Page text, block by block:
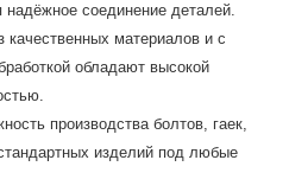
надёжное соединение деталей.
качественных материалов и с
обладают высокой
производства болтов, гаек,
изделий под любые